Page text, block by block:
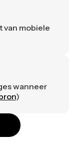
van mobiele
wanneer
)